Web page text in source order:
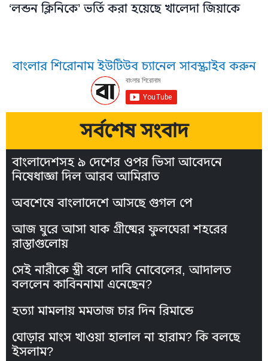
‘লন্ডন ক্লিনিকে’ ভর্তি করা হয়েছে খালেদা জিয়াকে
বাংলার শিরোনাম ইউটিউব চ্যানেল সাবস্ক্রাইব করুন
সর্বশেষ সংবাদ
বাংলাদেশসহ ৯ দেশের ওপর ভিসা আবেদনে
নিষেধাজ্ঞা দিল আরব আমিরাত
অবশেষে বাংলাদেশে আসছে গুগল পে
আজ ঘুরে আসা যাক গ্রীষ্মের ফুলঘেরা শহরের
রাস্তাগুলোয়
সেই নারীকে স্ত্রী বলে দাবি নোবেলের, আদালত
বললেন কাবিননামা এনেছেন?
হত্যা মামলায় মমতাজ চার দিন রিমান্ডে
ঘোড়ার মাংস খাওয়া হালাল না হারাম? কি বলছে
ইসলাম?